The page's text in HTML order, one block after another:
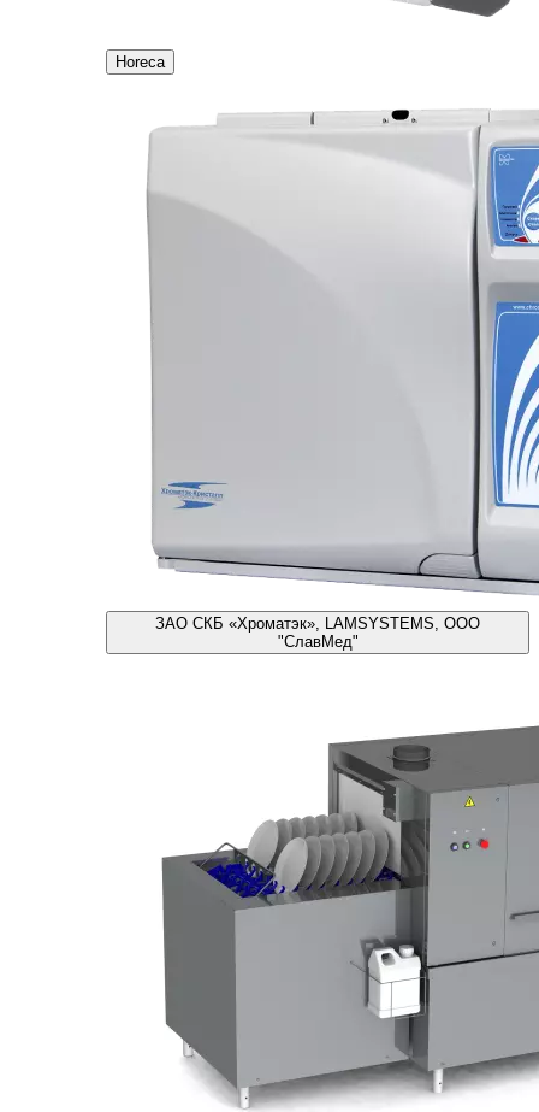
Horeca
ЗАО СКБ «Хроматэк», LAMSYSTEMS, ООО
"СлавМед"